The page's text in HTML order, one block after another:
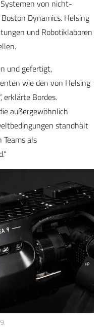
von nicht-
Dynamics. Helsing
und Robotiklaboren
und gefertigt,
wie den von Helsing
“, erklärte Bordes.
außergewöhnlich
standhält
Teams als